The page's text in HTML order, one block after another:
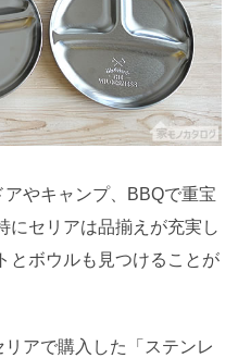
やキャンプ、BBQで重宝
にセリアは品揃えが充実し
とボウルも見つけることが
アで購入した「ステンレ